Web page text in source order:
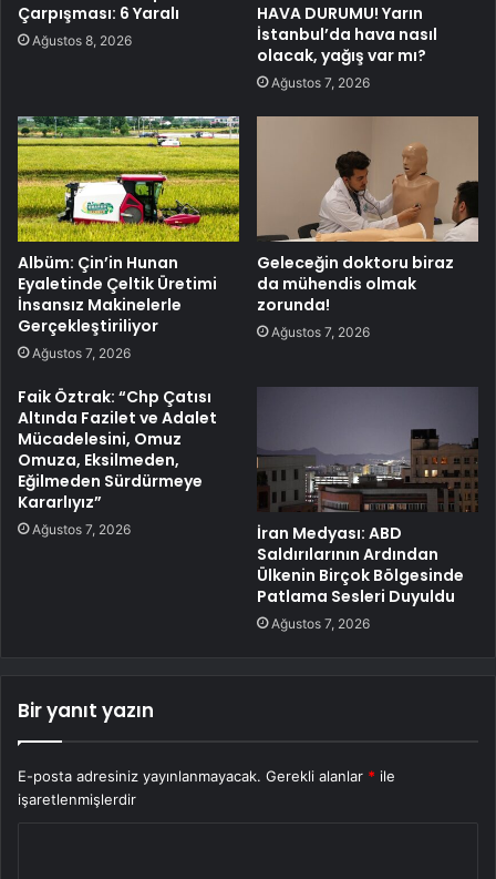
Çarpışması: 6 Yaralı
Ağustos 8, 2026
HAVA DURUMU! Yarın
İstanbul’da hava nasıl
olacak, yağış var mı?
Ağustos 7, 2026
Albüm: Çin’in Hunan
Eyaletinde Çeltik Üretimi
İnsansız Makinelerle
Gerçekleştiriliyor
Ağustos 7, 2026
Geleceğin doktoru biraz
da mühendis olmak
zorunda!
Ağustos 7, 2026
Faik Öztrak: “Chp Çatısı
Altında Fazilet ve Adalet
Mücadelesini, Omuz
Omuza, Eksilmeden,
Eğilmeden Sürdürmeye
Kararlıyız”
Ağustos 7, 2026
İran Medyası: ABD
Saldırılarının Ardından
Ülkenin Birçok Bölgesinde
Patlama Sesleri Duyuldu
Ağustos 7, 2026
Bir yanıt yazın
E-posta adresiniz yayınlanmayacak. Gerekli alanlar * ile
işaretlenmişlerdir